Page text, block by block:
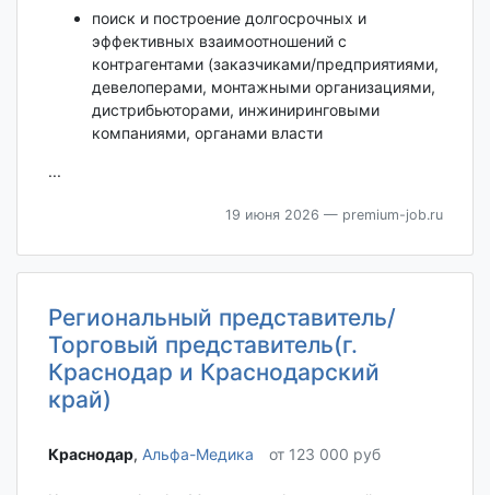
поиск и построение долгосрочных и
эффективных взаимоотношений с
контрагентами (заказчиками/предприятиями,
девелоперами, монтажными организациями,
дистрибьюторами, инжиниринговыми
компаниями, органами власти
...
19 июня 2026 — premium-job.ru
Региональный представитель/
Торговый представитель(г.
Краснодар и Краснодарский
край)
Краснодар‎, Альфа-Медика от 123 000 руб